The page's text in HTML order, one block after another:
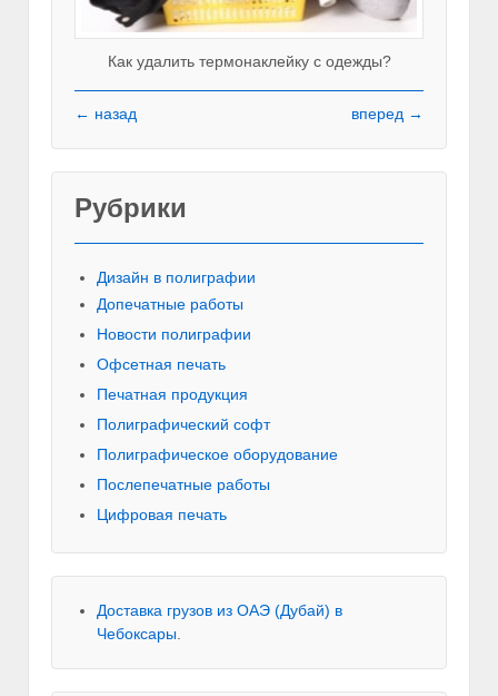
Как удалить термонаклейку с одежды?
← назад вперед →
Рубрики
Дизайн в полиграфии
Допечатные работы
Новости полиграфии
Офсетная печать
Печатная продукция
Полиграфический софт
Полиграфическое оборудование
Послепечатные работы
Цифровая печать
Доставка грузов из ОАЭ (Дубай) в
Чебоксары